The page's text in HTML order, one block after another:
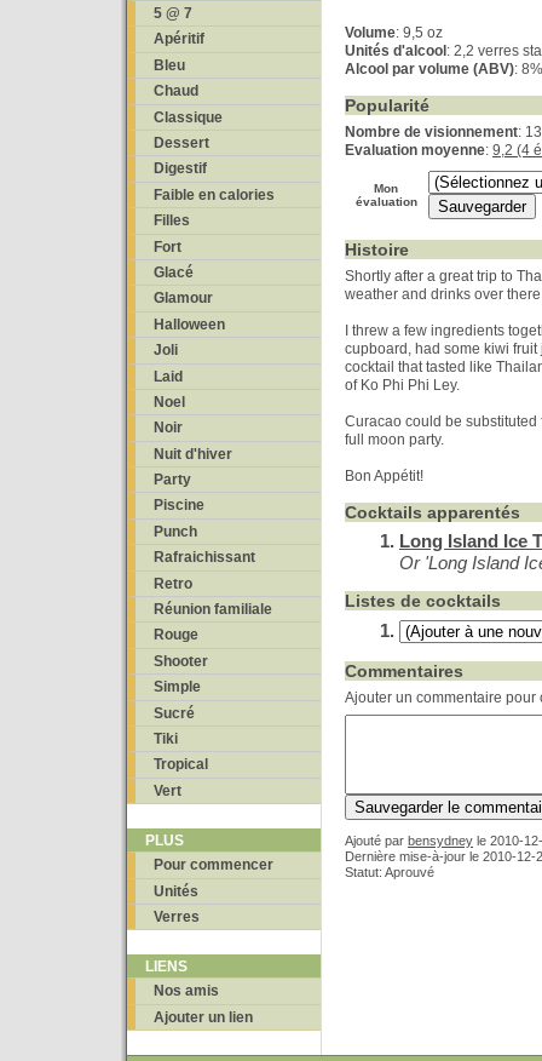
5 @ 7
Apéritif
Bleu
Chaud
Classique
Dessert
Digestif
Faible en calories
Filles
Fort
Glacé
Glamour
Halloween
Joli
Laid
Noel
Noir
Nuit d'hiver
Party
Piscine
Punch
Rafraichissant
Retro
Réunion familiale
Rouge
Shooter
Simple
Sucré
Tiki
Tropical
Vert
PLUS
Pour commencer
Unités
Verres
LIENS
Nos amis
Ajouter un lien
Volume: 9,5 oz
Unités d'alcool : 2,2 verres
Alcool par volume (ABV): 8%
Popularité
Nombre de visionnement:
Evaluation moyenne: 9,2 (4
Mon
évaluation
Histoire
Shortly after a great trip to
weather and drinks over
I threw a few ingredients
cupboard, had some kiwi
cocktail that tasted like
of Ko Phi Phi Ley.
Curacao could be substituted
full moon party.
Bon Appétit!
Cocktails apparentés
Long Island Ice
Or 'Long Island
Listes de cocktails
Commentaires
Ajouter un commentaire pour
Ajouté par bensydney le 2010-
Dernière mise-à-jour le 2010-12-
Statut: Aprouvé